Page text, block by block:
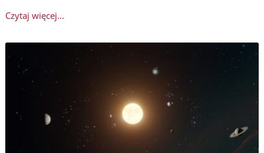
Czytaj więcej...